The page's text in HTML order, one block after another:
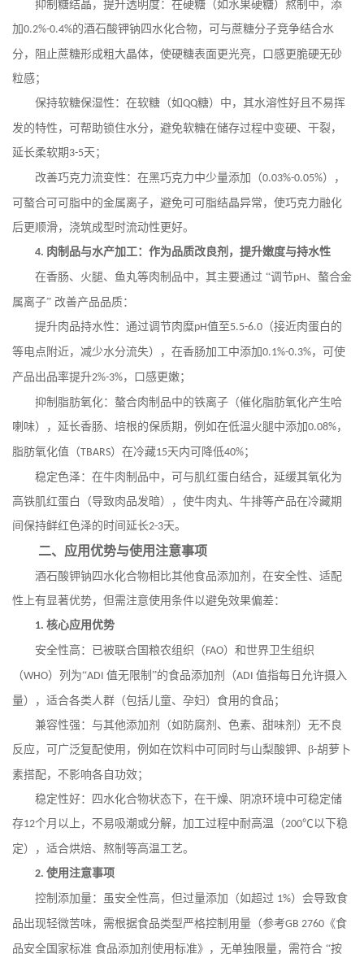
抑制糖结晶，提升透明度：在硬糖（如水果硬糖）熬制中，添
加0.2%-0.4%的酒石酸钾钠四水化合物，可与蔗糖分子竞争结合水
分，阻止蔗糖形成粗大晶体，使硬糖表面更光亮，口感更脆硬无砂
粒感；
保持软糖保湿性：在软糖（如QQ糖）中，其水溶性好且不易挥
发的特性，可帮助锁住水分，避免软糖在储存过程中变硬、干裂，
延长柔软期 3-5天；
改善巧克力流变性：在黑巧克力中少量添加（0.03%-0.05%），
可螯合可可脂中的金属离子，避免可可脂结晶异常，使巧克力融化
后更顺滑，浇筑成型时流动性更好。
4. 肉制品与水产加工：作为品质改良剂，提升嫩度与持水性
在香肠、火腿、鱼丸等肉制品中，其主要通过 “调节pH、螯合金
属离子” 改善产品品质：
提升肉品持水性：通过调节肉糜pH值至5.5-6.0 （接近肉蛋白的
等电点附近，减少水分流失），在香肠加工中添加0.1%-0.3%，可使
产品出品率提升2%-3%，口感更嫩；
抑制脂肪氧化：螯合肉制品中的铁离子（催化脂肪氧化产生哈
喇味），延长香肠、培根的保质期，例如在低温火腿中添加0.08%，
脂肪氧化值（TBARS）在冷藏15天内可降低40%；
稳定色泽：在牛肉制品中，可与肌红蛋白结合，延缓其氧化为
高铁肌红蛋白（导致肉品发暗），使牛肉丸、牛排等产品在冷藏期
间保持鲜红色泽的时间延长2-3天。
二、应用优势与使用注意事项
酒石酸钾钠四水化合物相比其他食品添加剂，在安全性、适配
性上有显著优势，但需注意使用条件以避免效果偏差：
1. 核心应用优势
安全性高：已被联合国粮农组织（FAO）和世界卫生组织
（WHO）列为“ADI 值无限制”的食品添加剂（ADI 值指每日允许摄入
量），适合各类人群（包括儿童、孕妇）食用的食品；
兼容性强：与其他添加剂（如防腐剂、色素、甜味剂）无不良
反应，可广泛复配使用，例如在饮料中可同时与山梨酸钾、 β-胡萝卜
素搭配，不影响各自功效；
稳定性好：四水化合物状态下，在干燥、阴凉环境中可稳定储
存12个月以上，不易吸潮或分解，加工过程中耐高温（200℃以下稳
定），适合烘焙、熬制等高温工艺。
2. 使用注意事项
控制添加量：虽安全性高，但过量添加（如超过 1%）会导致食
品出现轻微苦味，需根据食品类型严格控制用量（参考GB 2760 《食
品安全国家标准 食品添加剂使用标准》，无单独限量，需符合 “按